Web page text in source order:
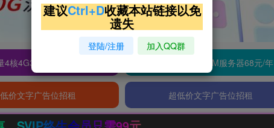
4核4G3M服务器38元/年 阿里云2核2G200M服务器68元/年
价文字广告位招租 超低价文字广告位招租
建议Ctrl+D收藏本站链接以免
遗失
登陆/注册 加入QQ群